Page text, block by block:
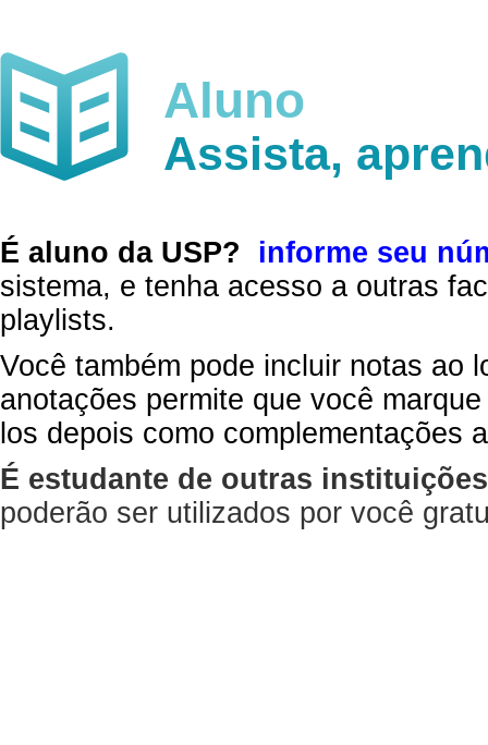
Aluno
Assista,
É aluno da USP?
informe seu
sistema, e tenha acesso a outras
playlists.
Você também pode incluir notas ao
anotações permite que você
los depois como complementações
É estudante de outras
poderão ser utilizados por você